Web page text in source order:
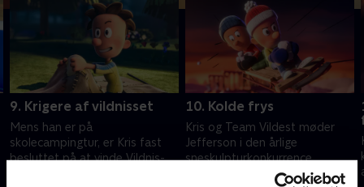
9. Krigere af vildnisset
Mens han er på
skolecampingtur, er Kris fast
besluttet på at vinde Vildnis-
10. Kolde frys
Kris og Team Vildest møder
Jefferson i den årlige
sneskulpturkonkurrence.
15. maj 2023 • 21 min